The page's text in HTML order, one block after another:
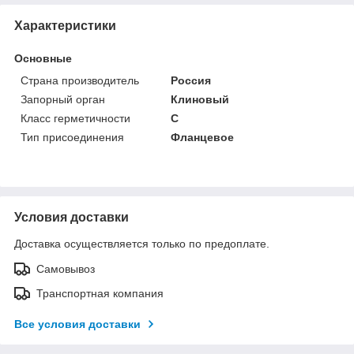
Характеристики
Основные
Страна производитель
Россия
Запорный орган
Клиновый
Класс герметичности
С
Тип присоединения
Фланцевое
Условия доставки
Доставка осуществляется только по предоплате.
Самовывоз
Транспортная компания
Все условия доставки